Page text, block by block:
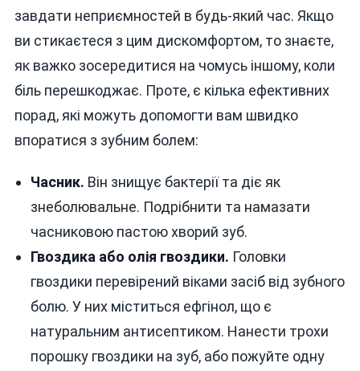
БОЛЮ
завдати неприємностей в будь-який час. Якщо
ви стикаєтеся з цим дискомфортом, то знаєте,
як важко зосередитися на чомусь іншому, коли
біль перешкоджає. Проте, є кілька ефективних
порад, які можуть допомогти вам швидко
впоратися з зубним болем:
Часник. Він знищує бактерії та діє як
знеболювальне. Подрібнити та намазати
часниковою пастою хворий зуб.
Гвоздика або олія гвоздики. Головки
гвоздики перевірений віками засіб від зубного
болю. У них міститься ефгінол, що є
натуральним антисептиком. Нанести трохи
порошку гвоздики на зуб, або пожуйте одну